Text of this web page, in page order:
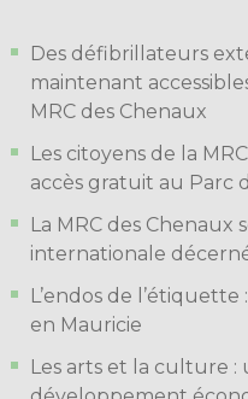
Des défibrillateurs
maintenant
MRC des Chenaux
Les citoyens de la
accès gratuit au Parc
La MRC des
internationale
L’endos de
en Mauricie
Les arts et la culture